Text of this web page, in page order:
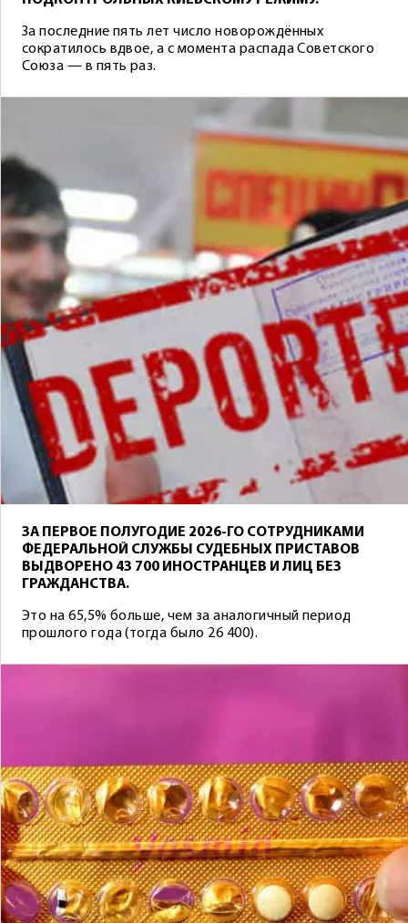
За последние пять лет число новорождённых
сократилось вдвое, а с момента распада Советского
Союза — в пять раз.
ЗА ПЕРВОЕ ПОЛУГОДИЕ 2026-ГО СОТРУДНИКАМИ
ФЕДЕРАЛЬНОЙ СЛУЖБЫ СУДЕБНЫХ ПРИСТАВОВ
ВЫДВОРЕНО 43 700 ИНОСТРАНЦЕВ И ЛИЦ БЕЗ
ГРАЖДАНСТВА.
Это на 65,5% больше, чем за аналогичный период
прошлого года (тогда было 26 400).